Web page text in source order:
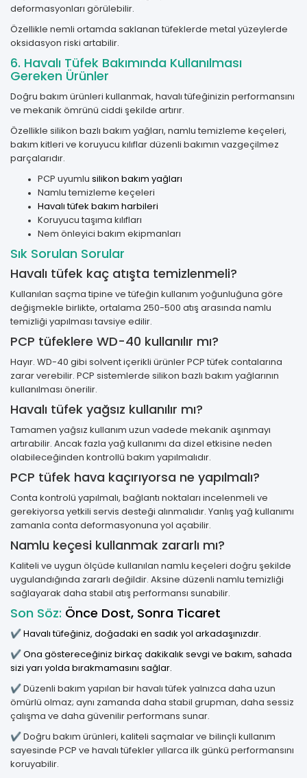
deformasyonları görülebilir.
Özellikle nemli ortamda saklanan tüfeklerde metal yüzeylerde
oksidasyon riski artabilir.
6. Havalı Tüfek Bakımında Kullanılması
Gereken Ürünler
Doğru bakım ürünleri kullanmak, havalı tüfeğinizin performansını
ve mekanik ömrünü ciddi şekilde artırır.
Özellikle silikon bazlı bakım yağları, namlu temizleme keçeleri,
bakım kitleri ve koruyucu kılıflar düzenli bakımın vazgeçilmez
parçalarıdır.
PCP uyumlu silikon bakım yağları
Namlu temizleme keçeleri
Havalı tüfek bakım harbileri
Koruyucu taşıma kılıfları
Nem önleyici bakım ekipmanları
Sık Sorulan Sorular
Havalı tüfek kaç atışta temizlenmeli?
Kullanılan saçma tipine ve tüfeğin kullanım yoğunluğuna göre
değişmekle birlikte, ortalama 250-500 atış arasında namlu
temizliği yapılması tavsiye edilir.
PCP tüfeklere WD-40 kullanılır mı?
Hayır. WD-40 gibi solvent içerikli ürünler PCP tüfek contalarına
zarar verebilir. PCP sistemlerde silikon bazlı bakım yağlarının
kullanılması önerilir.
Havalı tüfek yağsız kullanılır mı?
Tamamen yağsız kullanım uzun vadede mekanik aşınmayı
artırabilir. Ancak fazla yağ kullanımı da dizel etkisine neden
olabileceğinden kontrollü bakım yapılmalıdır.
PCP tüfek hava kaçırıyorsa ne yapılmalı?
Conta kontrolü yapılmalı, bağlantı noktaları incelenmeli ve
gerekiyorsa yetkili servis desteği alınmalıdır. Yanlış yağ kullanımı
zamanla conta deformasyonuna yol açabilir.
Namlu keçesi kullanmak zararlı mı?
Kaliteli ve uygun ölçüde kullanılan namlu keçeleri doğru şekilde
uygulandığında zararlı değildir. Aksine düzenli namlu temizliği
sağlayarak daha stabil atış performansı sunabilir.
Son Söz: Önce Dost, Sonra Ticaret
✔ Havalı tüfeğiniz, doğadaki en sadık yol arkadaşınızdır.
✔ Ona göstereceğiniz birkaç dakikalık sevgi ve bakım, sahada
sizi yarı yolda bırakmamasını sağlar.
✔ Düzenli bakım yapılan bir havalı tüfek yalnızca daha uzun
ömürlü olmaz; aynı zamanda daha stabil grupman, daha sessiz
çalışma ve daha güvenilir performans sunar.
✔ Doğru bakım ürünleri, kaliteli saçmalar ve bilinçli kullanım
sayesinde PCP ve havalı tüfekler yıllarca ilk günkü performansını
koruyabilir.